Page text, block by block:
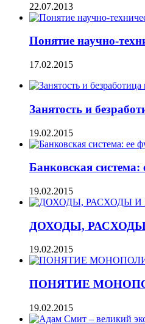
22.07.2013
Понятие научно-
17.02.2015
Занятость и
19.02.2015
Банковская
19.02.2015
ДОХОДЫ,
19.02.2015
ПОНЯТИЕ
19.02.2015